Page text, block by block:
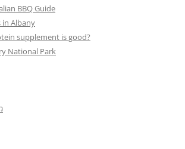
BBQ Guide
Albany
supplement is good?
National Park